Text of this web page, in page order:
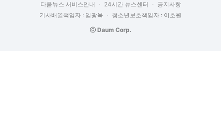
다음뉴스 서비스안내 24시간 뉴스센터
공지사항
기사배열책임자 : 임광욱
청소년보호책임자 : 이호원
ⓒ Daum Corp.